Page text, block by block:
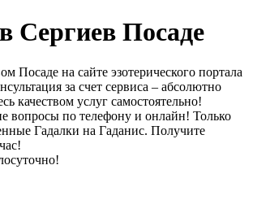
Сергиев Посаде
Посаде на сайте эзотерического портала
за счет сервиса – абсолютно
качеством услуг самостоятельно!
вопросы по телефону и онлайн! Только
Гадалки на Гаданис. Получите